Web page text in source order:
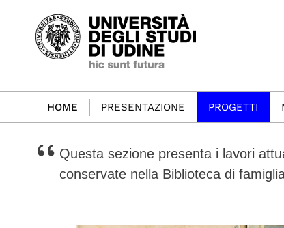
HOME PRESENTAZIONE PROGETTI
Questa sezione presenta i lavori
conservate nella Biblioteca di